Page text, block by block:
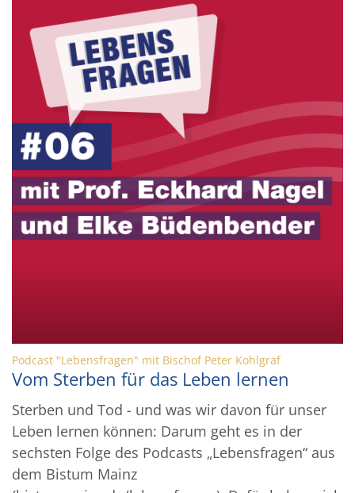
Podcast "Lebensfragen" mit Bischof Peter Kohlgraf:
Vom Sterben für das Leben lernen
Sterben und Tod - und was wir davon für unser
Leben lernen können: Darum geht es in der
sechsten Folge des Podcasts „Lebensfragen“ aus
dem Bistum Mainz